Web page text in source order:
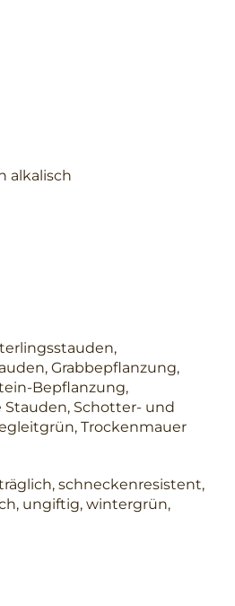
alkalisch
Grabbepflanzung,
Bepflanzung,
Schotter- und
Trockenmauer
schneckenresistent,
ungiftig, wintergrün,